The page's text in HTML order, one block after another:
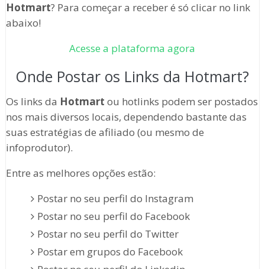
Hotmart? Para começar a receber é só clicar no link
abaixo!
Acesse a plataforma agora
Onde Postar os Links da Hotmart?
Os links da Hotmart ou hotlinks podem ser postados
nos mais diversos locais, dependendo bastante das
suas estratégias de afiliado (ou mesmo de
infoprodutor).
Entre as melhores opções estão:
Postar no seu perfil do Instagram
Postar no seu perfil do Facebook
Postar no seu perfil do Twitter
Postar em grupos do Facebook